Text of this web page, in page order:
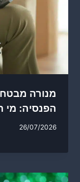
מנורה
הפנסיה: מי
26/07/2026